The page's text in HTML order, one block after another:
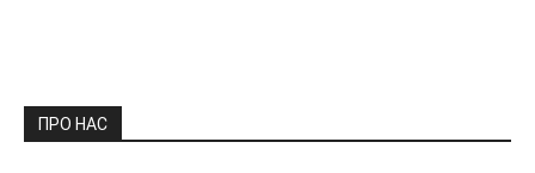
ПРО НАС